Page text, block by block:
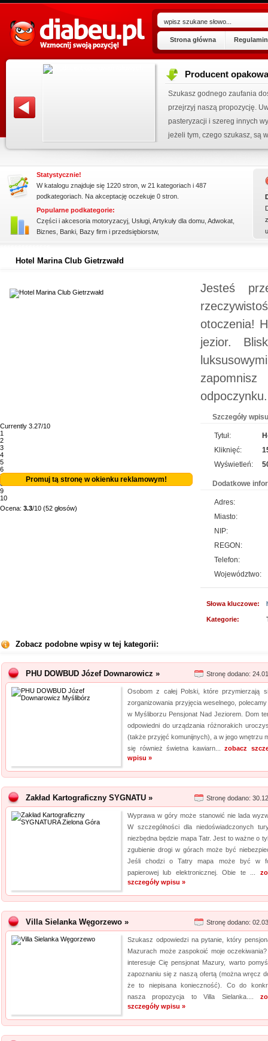
Strona główna
wpisu »
Producent
Szukasz godnego zaufania
przejrzyj naszą propozycję.
pasteryzacji i szereg innych
jeżeli tym, czego szukasz, są
Statystycznie!
W katalogu znajduje się 1220 stron, w 21 kategoriach i 487
podkategoriach. Na akceptację oczekuje 0 stron.
Popularne podkategorie:
Części i akcesoria motoryzacyj Usługi Artykuły dla domu Adwokat
Biznes
Banki Bazy firm i przedsiębiorstw,
Hotel Marina Club Gietrzwałd
Currently 3.27/10
1
2
3
4
5
6
7
8
9
10
Ocena: 3.3/10 (52 głosów)
Promuj tą stronę w okienku reklamowym!
Jesteś
otoczenia!
jezior.
Szczegóły
Tytuł:
Kliknięć:
Wyświetleń:
Dodatkowe
Adres:
Miasto:
NIP:
REGON:
Telefon:
Województwo:
Słowa kluczowe:
Kategorie:
Zobacz podobne wpisy w tej kategorii:
PHU DOWBUD Józef Downarowicz » Stronę dodano:
Osobom z całej Polski, które przymierzają
zorganizowania przyjęcia weselnego,
w Myśliborzu Pensjonat Nad Jeziorem. Dom
odpowiedni do urządzania różnorakich
(także przyjęć komunijnych), a w jego wnętrzu
się również świetna kawiarn...zobacz
wpisu »
Zakład Kartograficzny SYGNATU » Stronę dodano:
Wyprawa w góry może stanowić nie lada
W szczególności dla niedoświadczonych
niezbędna będzie mapa Tatr. Jest to ważne o
zgubienie drogi w górach może być
Jeśli chodzi o Tatry mapa może być w
papierowej lub elektronicznej. Obie te ...
szczegóły wpisu »
Villa Sielanka Węgorzewo » Stronę dodano:
Szukasz odpowiedzi na pytanie, który
Mazurach może zaspokoić moje
interesuje Cię pensjonat Mazury, warto
zapoznaniu się z naszą ofertą (można wręcz
że to niepisana konieczność). Co do
nasza propozycja to Villa Sielanka....
szczegóły wpisu »